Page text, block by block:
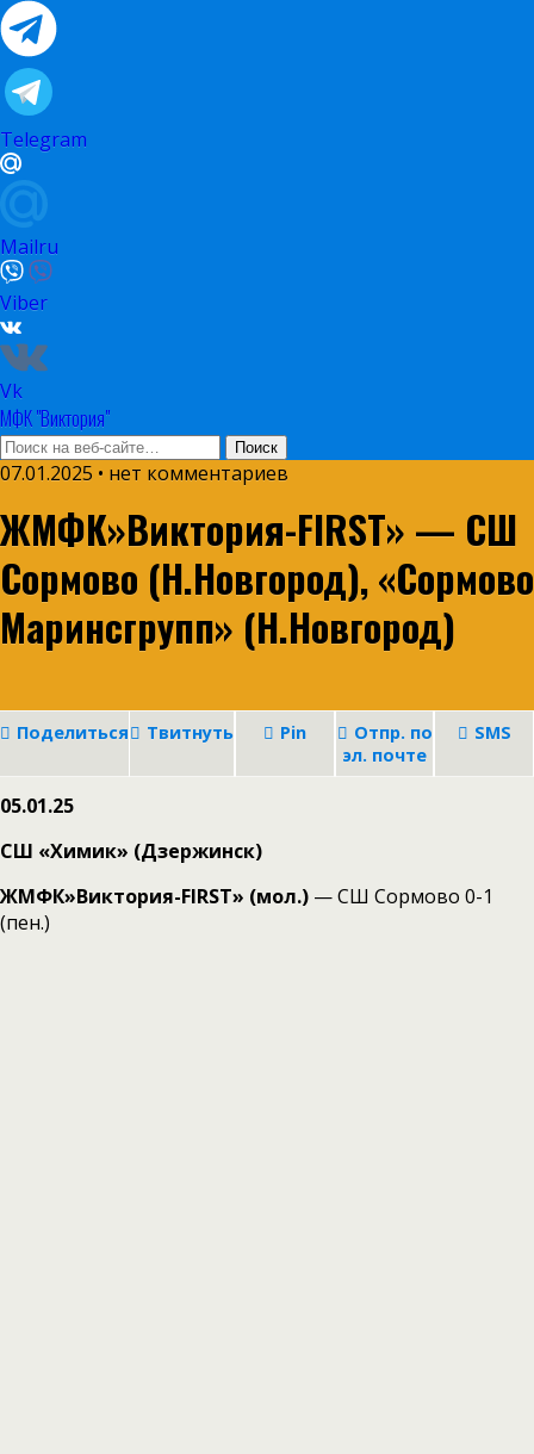
Telegram
Mailru
Viber
Vk
МФК "Виктория"
07.01.2025 • нет комментариев
ЖМФК»Виктория-FIRST» — СШ
Сормово (Н.Новгород), «Сормово
Маринсгрупп» (Н.Новгород)
Поделиться Твитнуть Pin
Отпр. по
эл. почте
SMS
05.01.25
СШ «Химик» (Дзержинск)
ЖМФК»Виктория-FIRST» (мол.) — СШ Сормово 0-1
(пен.)